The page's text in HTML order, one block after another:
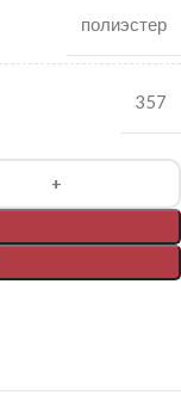
полиэстер
357